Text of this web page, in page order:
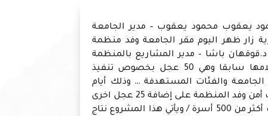
يعقوب محمود يعقوب – مدير الجامعة
زار ظهر اليوم مقر الجامعة وفد منظمة
باشا – مدير المشاريع بالمنظمة
وذلك للوقوف على العجول التي تم استلامها سابقا وهي 50 عجل بخصوص تنفيذ
والفئات المستهدفة … وذلك أيام
عيد الأضحى المبارك للعام ١٤٤٧ هجرية حيث أمن وفد المنظمة على إضافة 25 عجل اخرى
ليكون مجموع المشروع 75 عجل ليستهدف أكثر من 500 أسرة / ويأتي هذا المشروع نتاج